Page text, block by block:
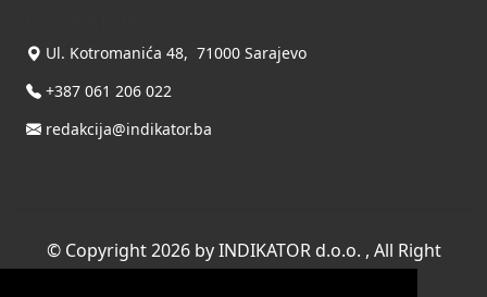
Ul. Kotromanića 48, 71000 Sarajevo
+387 061 206 022
redakcija@indikator.ba
© Copyright 2026 by INDIKATOR d.o.o. , All Right
Reserved.